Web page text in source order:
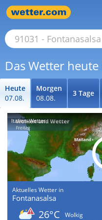
Das Wetter
Heute
07.08.
Morgen
08.08.
3 Tage
Italien-Wetter
Aktuelles Wetter in
Fontanasalsa
26°C
Wolkig